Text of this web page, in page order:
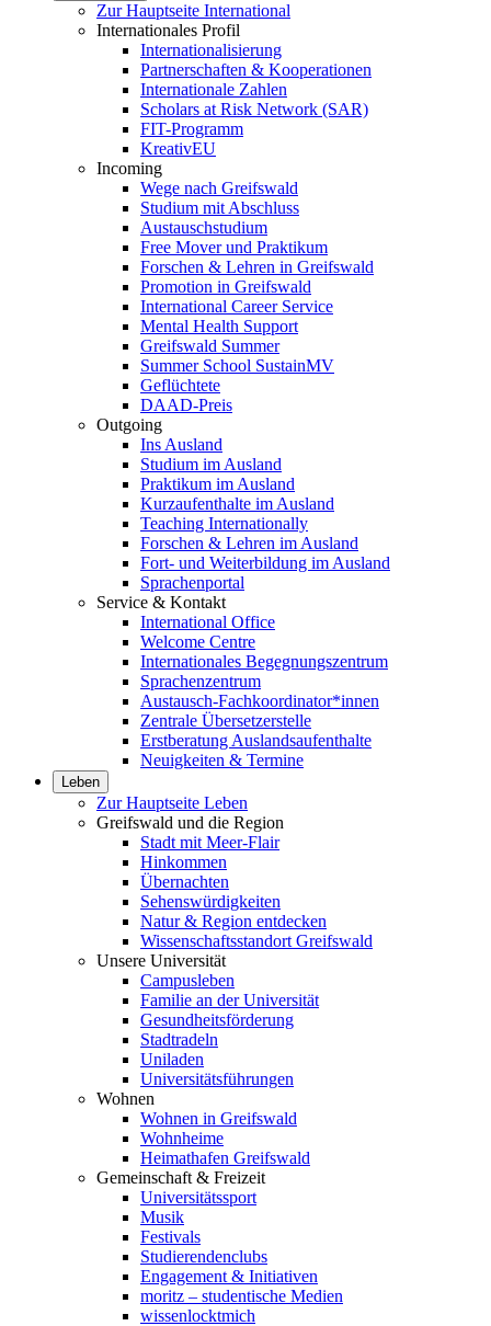
Zur Hauptseite International
Internationales Profil
Internationalisierung
Partnerschaften & Kooperationen
Internationale Zahlen
Scholars at Risk Network (SAR)
FIT-Programm
KreativEU
Incoming
Wege nach Greifswald
Studium mit Abschluss
Austauschstudium
Free Mover und Praktikum
Forschen & Lehren in Greifswald
Promotion in Greifswald
International Career Service
Mental Health Support
Greifswald Summer
Summer School SustainMV
Geflüchtete
DAAD-Preis
Outgoing
Ins Ausland
Studium im Ausland
Praktikum im Ausland
Kurzaufenthalte im Ausland
Teaching Internationally
Forschen & Lehren im Ausland
Fort- und Weiterbildung im Ausland
Sprachenportal
Service & Kontakt
International Office
Welcome Centre
Internationales Begegnungszentrum
Sprachenzentrum
Austausch-Fachkoordinator*innen
Zentrale Übersetzerstelle
Erstberatung Auslandsaufenthalte
Neuigkeiten & Termine
Leben
Zur Hauptseite Leben
Greifswald und die Region
Stadt mit Meer-Flair
Hinkommen
Übernachten
Sehenswürdigkeiten
Natur & Region entdecken
Wissenschaftsstandort Greifswald
Unsere Universität
Campusleben
Familie an der Universität
Gesundheitsförderung
Stadtradeln
Uniladen
Universitätsführungen
Wohnen
Wohnen in Greifswald
Wohnheime
Heimathafen Greifswald
Gemeinschaft & Freizeit
Universitätssport
Musik
Festivals
Studierendenclubs
Engagement & Initiativen
moritz – studentische Medien
wissenlocktmich